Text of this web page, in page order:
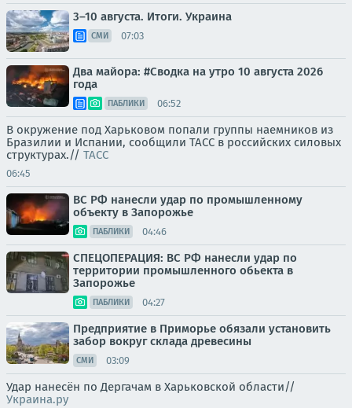
3–10 августа. Итоги. Украина
СМИ 07:03
Два майора: #Сводка на утро 10 августа 2026
года
ПАБЛИКИ 06:52
В окружение под Харьковом попали группы наемников из
Бразилии и Испании, сообщили ТАСС в российских силовых
структурах.// ТАСС
06:45
ВС РФ нанесли удар по промышленному
объекту в Запорожье
ПАБЛИКИ 04:46
СПЕЦОПЕРАЦИЯ: ВС РФ нанесли удар по
территории промышленного обьекта в
Запорожье
ПАБЛИКИ 04:27
Предприятие в Приморье обязали установить
забор вокруг склада древесины
СМИ 03:09
Удар нанесён по Дергачам в Харьковской области//
Украина.ру